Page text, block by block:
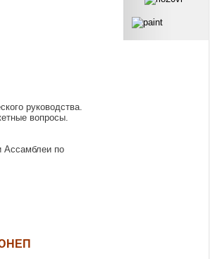
руководства.
вопросы.
Ассамблеи по